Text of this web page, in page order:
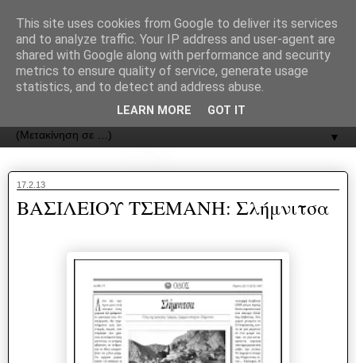
ΟΔΟΣ
▼
17.2.13
ΒΑΣΙΛΕΙΟΥ ΤΣΕΜΑΝΗ: Σλήμνιτσα
This site uses cookies from Google to deliver its services
and to analyze traffic. Your IP address and user-agent are
shared with Google along with performance and security
metrics to ensure quality of service, generate usage
statistics, and to detect and address abuse.
LEARN MORE GOT IT